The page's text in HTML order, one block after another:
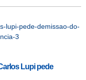
Lupi pede